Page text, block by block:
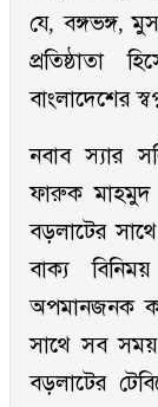
যে, বঙ্গভঙ্গ,
প্রতিষ্ঠাতা
বাংলাদেশের
নবাব স্যার
ফারুক মাহমুদ
বড়লাটের
বাক্য
অপমানজনক
সাথে সব
বড়লাটের